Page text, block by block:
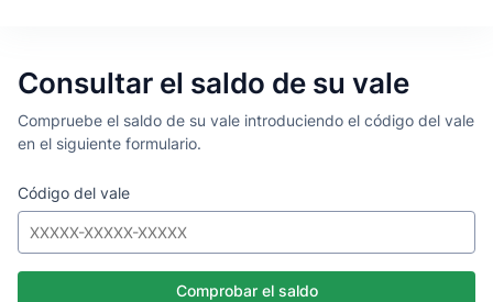
Consultar el saldo de su vale
Compruebe el saldo de su vale introduciendo el código del vale
en el siguiente formulario.
Código del vale